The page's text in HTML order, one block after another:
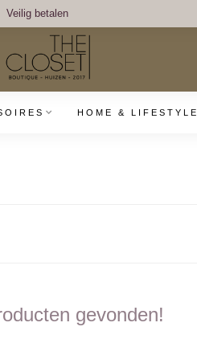
Veilig betalen
HOME & LIFESTYLE
gevonden!